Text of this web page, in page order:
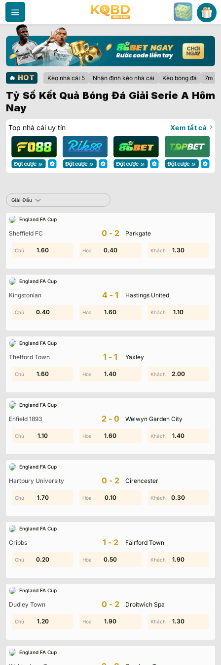
Bỏ
qua
dung
🔥 HOT Kèo nhà cái 5 Nhận định kèo nhà cái Kèo bóng đá 7m
Tỷ Số Kết Quả Bóng Đá Giải Serie A Hôm
Nay
Top nhà cái uy tín Xem tất cả
Giải Đấu
England FA Cup
Sheffield FC 0-2 Parkgate
1.40 1.80 1.30
1.60 0.40 1.30
England FA Cup
Kingstonian 4-1 Hastings United
0.20 0.70 0.10
0.40 1.60 1.10
England FA Cup
Thetford Town 1-1 Yaxley
0.20 0.70 1.20
1.60 1.40 2.00
England FA Cup
Enfield 1893 2-0 Welwyn Garden City
0.60 2.00 0.20
1.10 1.60 1.40
England FA Cup
Hartpury University 0-2 Cirencester
1.50 1.70 1.00
1.70 0.10 0.30
England FA Cup
Cribbs 1-2 Fairford Town
0.50 1.50 0.60
0.20 0.50 1.90
England FA Cup
Dudley Town 0-2 Droitwich Spa
1.70 1.50 2.00
1.20 1.90 1.30
England FA Cup
Sbobet